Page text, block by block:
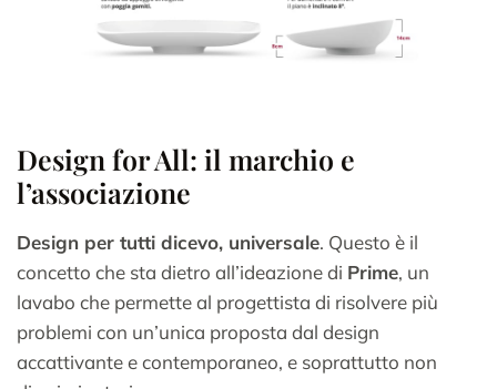
Design for All: il marchio e
l’associazione
Design per tutti dicevo, universale. Questo è il
concetto che sta dietro all’ideazione di Prime, un
lavabo che permette al progettista di risolvere più
problemi con un’unica proposta dal design
accattivante e contemporaneo, e soprattutto non